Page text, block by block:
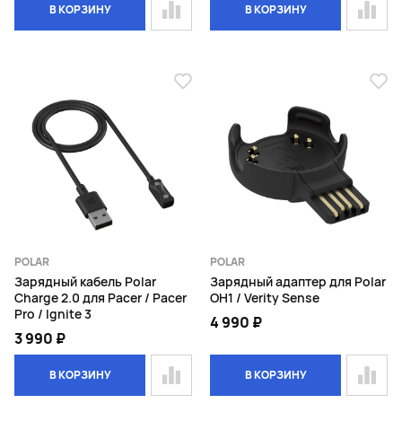
В КОРЗИНУ В КОРЗИНУ
POLAR
Зарядный кабель Polar
Charge 2.0 для Pacer / Pacer
Pro / Ignite 3
3 990 ₽
В КОРЗИНУ
POLAR
Зарядный адаптер для Polar
OH1 / Verity Sense
4 990 ₽
В КОРЗИНУ